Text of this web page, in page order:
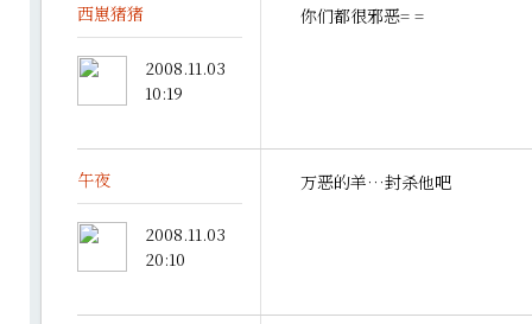
你们都很邪恶= =
西崽猪猪
2008.11.03
10:19
万恶的羊…封杀他吧
午夜
2008.11.03
20:10